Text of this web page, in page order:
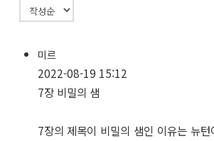
미르
2022-08-19 15:12
7장 비밀의 샘
7장의 제목이 비밀의 샘인 이유는 뉴턴